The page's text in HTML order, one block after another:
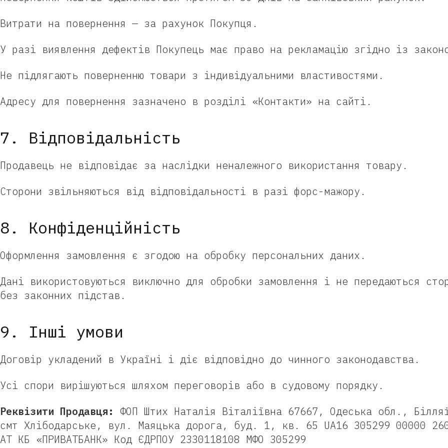
Витрати на повернення — за рахунок Покупця.
У разі виявлення дефектів Покупець має право на рекламацію згідно із
Не підлягають поверненню товари з індивідуальними властивостями.
Адресу для повернення зазначено в розділі «Контакти» на сайті.
7. Відповідальність
Продавець не відповідає за наслідки неналежного використання товару.
Сторони звільняються від відповідальності в разі форс-мажору.
8. Конфіденційність
Оформлення замовлення є згодою на обробку персональних даних.
Дані використовуються виключно для обробки замовлення і не передаються
без законних підстав.
9. Інші умови
Договір укладений в Україні і діє відповідно до чинного законодавства.
Усі спори вирішуються шляхом переговорів або в судовому порядку.
Реквізити Продавця: ФОП Штих Наталія Віталіївна 67667, Одеська обл.,
смт Хлібодарське, вул. Маяцька дорога, буд. 1, кв. 65 UA16 305299 00000
АТ КБ «ПРИВАТБАНК» Код ЄДРПОУ 2330118108 МФО 305299